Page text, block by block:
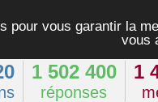
pour vous garantir la
vous
1 502 400
réponses
1